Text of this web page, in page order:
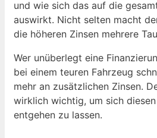
und wie sich das auf die
auswirkt. Nicht selten macht
die höheren Zinsen mehrere
Wer unüberlegt eine
bei einem teuren Fahrzeug
mehr an zusätzlichen Zinsen.
wirklich wichtig, um sich
entgehen zu lassen.